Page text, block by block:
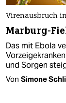
Virenausbruch
Marburg-
Das mit Ebola
und Sorgen
Von Simone